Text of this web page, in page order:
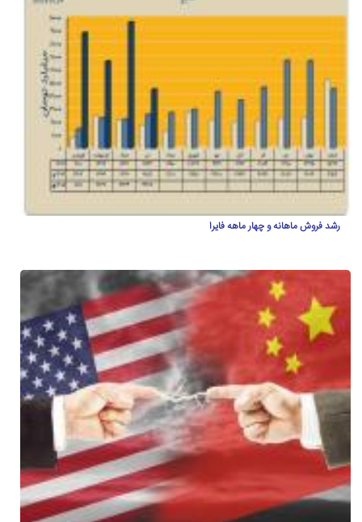
رشد فروش ماهانه و چهار ماهه فایرا